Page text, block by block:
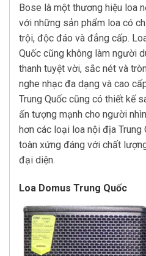
Bose là một thương hiệu loa
với những sản phẩm loa có
trội, độc đáo và đẳng cấp.
Quốc cũng không làm người
thanh tuyệt vời, sắc nét và
nghe nhạc đa dạng và cao
Trung Quốc cũng có thiết kế
ấn tượng mạnh cho người
hơn các loại loa nội địa Trung
toàn xứng đáng với chất
đại diện.
Loa Domus Trung Quốc